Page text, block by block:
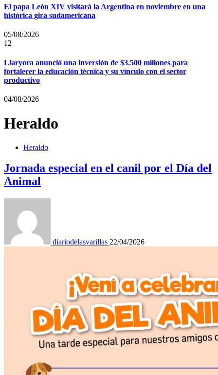
El papa León XIV visitará la Argentina en noviembre en una
histórica gira sudamericana
05/08/2026
12
Llaryora anunció una inversión de $3.500 millones para
fortalecer la educación técnica y su vínculo con el sector
productivo
04/08/2026
Heraldo
Heraldo
Jornada especial en el canil por el Día del
Animal
diariodelasvarillas 22/04/2026